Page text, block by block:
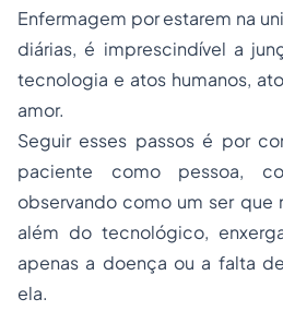
Enfermagem por estarem na
diárias, é imprescindível a
tecnologia e atos humanos,
amor.
Seguir esses passos é por
paciente como pessoa,
observando como um ser
além do tecnológico,
apenas a doença ou a falta
ela.